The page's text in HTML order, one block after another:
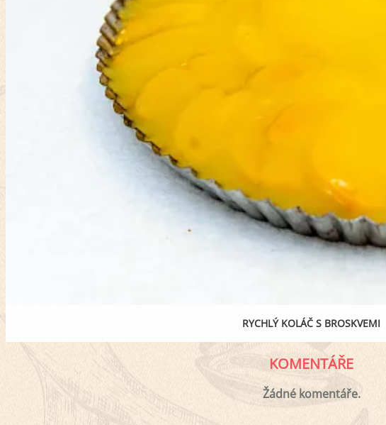
RYCHLÝ KOLÁČ S BROSKVEMI
KOMENTÁŘE
Žádné komentáře.